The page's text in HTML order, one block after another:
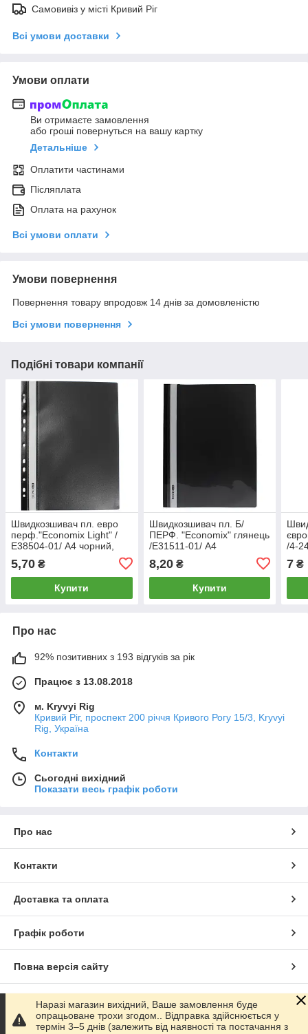
Самовивіз у місті Кривий Ріг
Всі умови доставки
Умови оплати
Ви отримаєте замовлення
або гроші повернуться на вашу картку
Детальніше
Оплатити частинами
Післяплата
Оплата на рахунок
Всі умови оплати
Умови повернення
Повернення товару впродовж 14 днів за домовленістю
Всі умови повернення
Подібні товари компанії
Швидкозшивач пл. евро
перф."Еconomix Light" /
Е38504-01/ А4 чорний,
(10/300)
5,70 ₴
Купити
Швидкозшивач пл. Б/
ПЕРФ. "Еconomix" глянець
/Е31511-01/ А4
чорний,120/160 мкм (10)
8,20₴
Купити
/4-
7 ₴
Про нас
92% позитивних з 193 відгуків за рік
Працює з 13.08.2018
м. Kryvyi Rig
Кривий Ріг, проспект 200 річчя Кривого Рогу 15/3, Kryvyi
Rig, Україна
Контакти
Сьогодні вихідний
Показати весь графік роботи
Про нас
Контакти
Доставка та оплата
Графік роботи
Повна версія сайту
Сайт створено на маркетплейсі
Наразі магазин вихідний, Ваше замовлення буде
опрацьоване трохи згодом.. Відправка здійснюється у
термін 3–5 днів (залежить від наявності та постачання з